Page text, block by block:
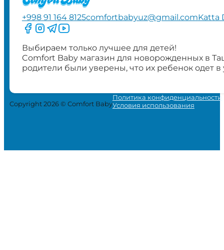
+998 91 164 8125comfortbabyuz@gmail.comKatta
Следите за нами на Facebook
Следите за нами в Instagram
Следите за нами в Telegram
Следите за нами в YouTube
Выбираем только лучшее для детей!
Comfort Baby магазин для новорожденных в
родители были уверены, что их ребенок одет
Copyright 2026 © Comfort Baby
Политика конфиденциальности
Условия использования